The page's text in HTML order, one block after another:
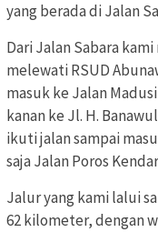
yang berada di Jalan
Dari Jalan Sabara
melewati RSUD
masuk ke Jalan
kanan ke Jl. H.
ikuti jalan sampai
saja Jalan Poros
Jalur yang kami lalui
62 kilometer, dengan